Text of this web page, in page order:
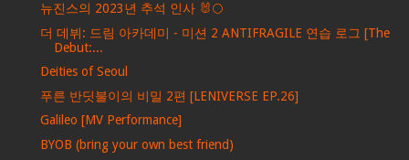
뉴진스의 2023년 추석 인사 🐰🌕
더 데뷔: 드림 아카데미 - 미션 2 ANTIFRAGILE 연습 로그 [The
Debut:...
Deities of Seoul
푸른 반딧불이의 비밀 2편 [LENIVERSE EP.26]
Galileo [MV Performance]
BYOB (bring your own best friend)